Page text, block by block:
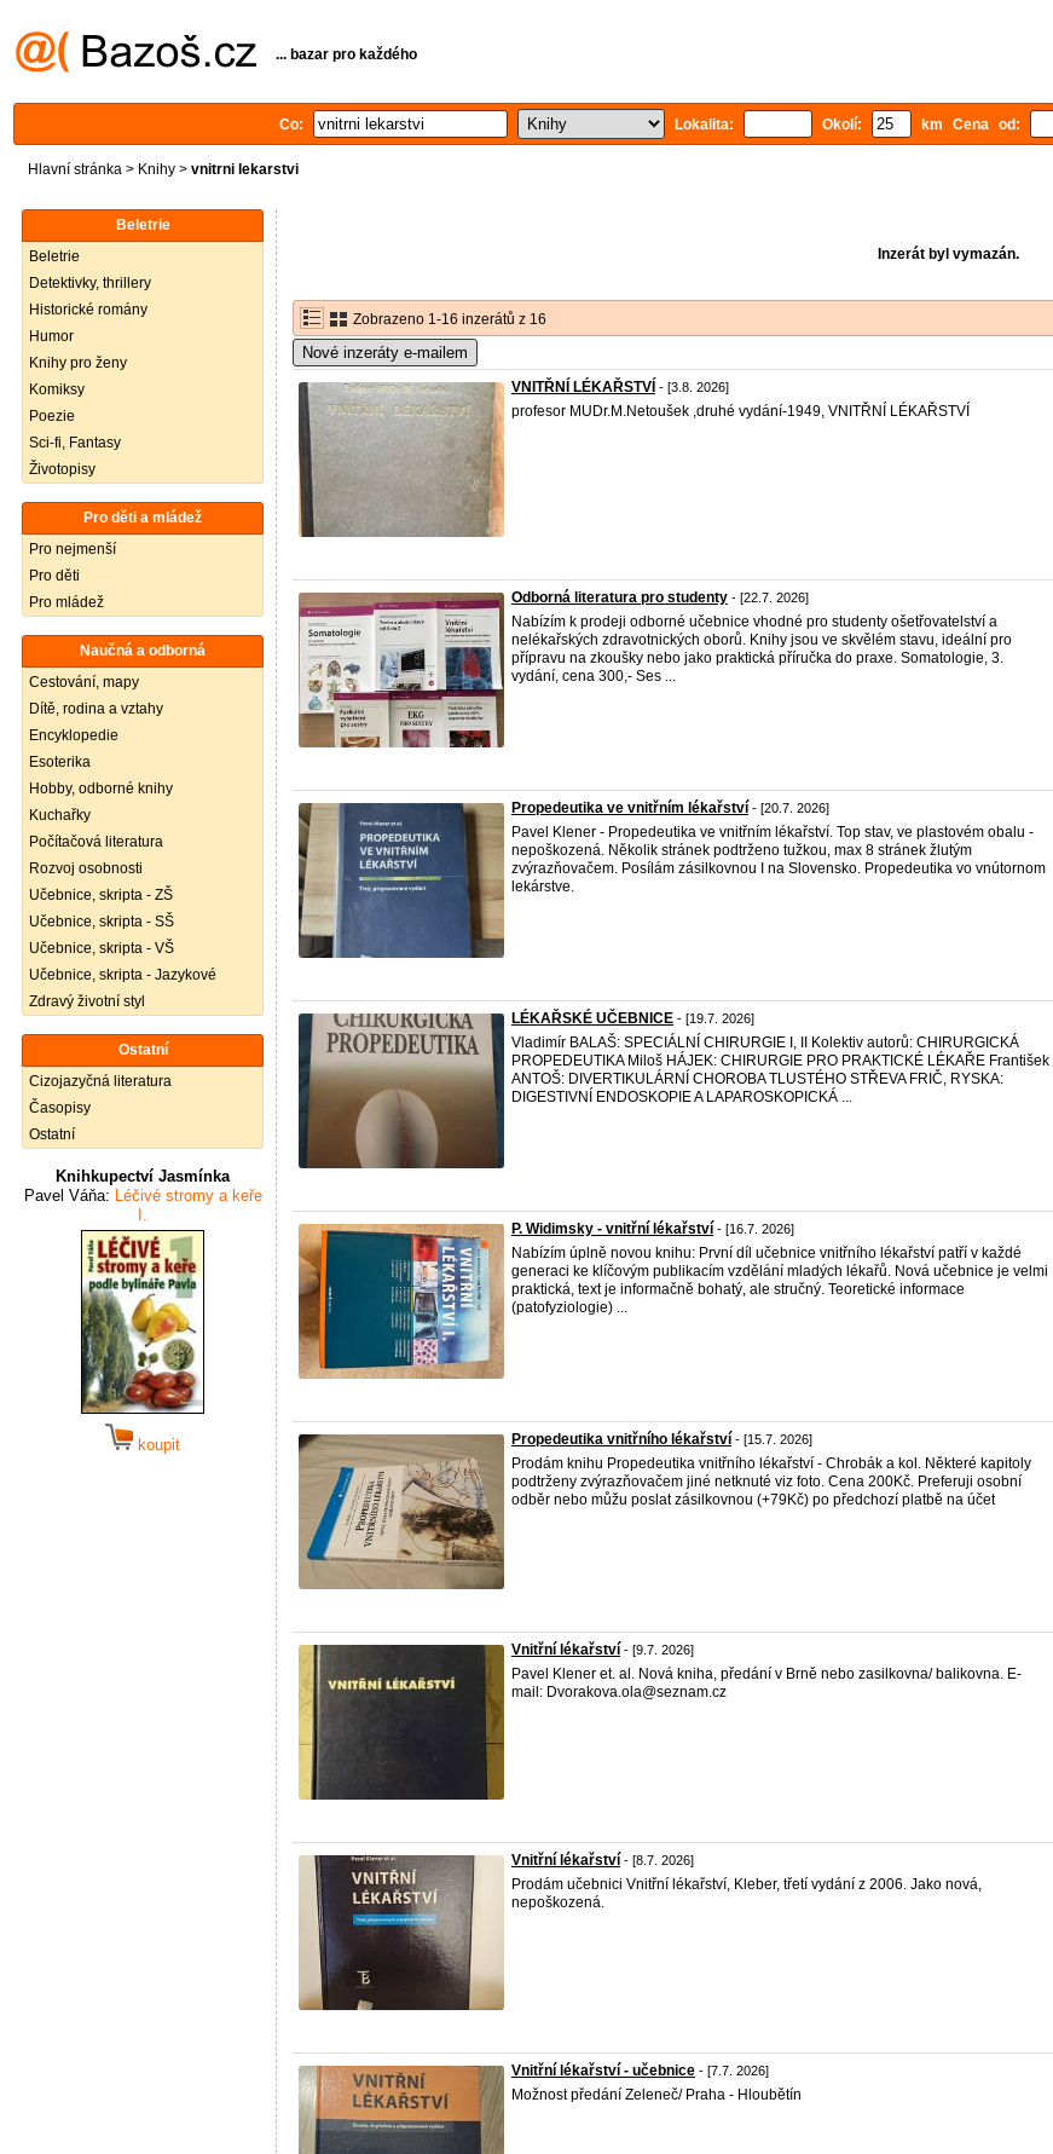
... bazar pro každého
Co: Lokalita: Okolí: km Cena od:
Hlavní stránka > Knihy > vnitrni lekarstvi
Beletrie
Beletrie
Detektivky, thrillery
Historické romány
Humor
Knihy pro ženy
Komiksy
Poezie
Sci-fi, Fantasy
Životopisy
Pro děti a mládež
Pro nejmenší
Pro děti
Pro mládež
Naučná a odborná
Cestování, mapy
Dítě, rodina a vztahy
Encyklopedie
Esoterika
Hobby, odborné knihy
Kuchařky
Počítačová literatura
Rozvoj osobnosti
Učebnice, skripta - ZŠ
Učebnice, skripta - SŠ
Učebnice, skripta - VŠ
Učebnice, skripta - Jazykové
Zdravý životní styl
Ostatní
Cizojazyčná literatura
Časopisy
Ostatní
Knihkupectví Jasmínka
Pavel Váňa: Léčivé stromy a keře
I.
koupit
Inzerát byl vymazán.
Zobrazeno 1-16 inzerátů z 16
Nové inzeráty e-mailem
VNITŘNÍ LÉKAŘSTVÍ - [3.8. 2026]
profesor MUDr.M.Netoušek ,druhé vydání-1949, VNITŘNÍ LÉKAŘSTVÍ
Odborná literatura pro studenty - [22.7. 2026]
Nabízím k prodeji odborné učebnice vhodné pro studenty ošetřovatelství a
nelékařských zdravotnických oborů. Knihy jsou ve skvělém stavu, ideální pro
přípravu na zkoušky nebo jako praktická příručka do praxe. Somatologie, 3.
vydání, cena 300,- Ses ...
Propedeutika ve vnitřním lékařství - [20.7. 2026]
Pavel Klener - Propedeutika ve vnitřním lékařství. Top stav, ve plastovém obalu -
nepoškozená. Několik stránek podtrženo tužkou, max 8 stránek žlutým
zvýrazňovačem. Posílám zásilkovnou I na Slovensko. Propedeutika vo vnútornom
lekárstve.
LÉKAŘSKÉ UČEBNICE - [19.7. 2026]
Vladimír BALAŠ: SPECIÁLNÍ CHIRURGIE I, II Kolektiv autorů: CHIRURGICKÁ
PROPEDEUTIKA Miloš HÁJEK: CHIRURGIE PRO PRAKTICKÉ LÉKAŘE František
ANTOŠ: DIVERTIKULÁRNÍ CHOROBA TLUSTÉHO STŘEVA FRIČ, RYSKA:
DIGESTIVNÍ ENDOSKOPIE A LAPAROSKOPICKÁ ...
P. Widimsky - vnitřní lékařství - [16.7. 2026]
Nabízím úplně novou knihu: První díl učebnice vnitřního lékařství patří v každé
generaci ke klíčovým publikacím vzdělání mladých lékařů. Nová učebnice je velmi
praktická, text je informačně bohatý, ale stručný. Teoretické informace
(patofyziologie) ...
Propedeutika vnitřního lékařství - [15.7. 2026]
Prodám knihu Propedeutika vnitřního lékařství - Chrobák a kol. Některé kapitoly
podtrženy zvýrazňovačem jiné netknuté viz foto. Cena 200Kč. Preferuji osobní
odběr nebo můžu poslat zásilkovnou (+79Kč) po předchozí platbě na účet
Vnitřní lékařství - [9.7. 2026]
Pavel Klener et. al. Nová kniha, předání v Brně nebo zasilkovna/ balikovna. E-
mail: Dvorakova.ola@seznam.cz
Vnitřní lékařství - [8.7. 2026]
Prodám učebnici Vnitřní lékařství, Kleber, třetí vydání z 2006. Jako nová,
nepoškozená.
Vnitřní lékařství - učebnice - [7.7. 2026]
Možnost předání Zeleneč/ Praha - Hloubětín